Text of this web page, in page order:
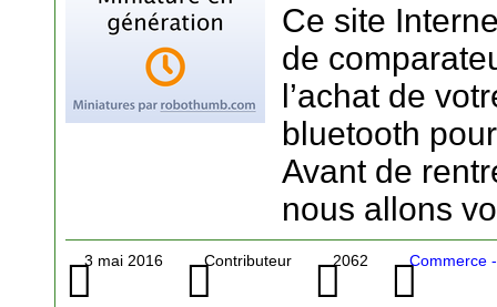
Ce site
de
l’achat de
bluetooth
Avant de
nous allons
3 mai 2016 Contributeur 2062 Commerce